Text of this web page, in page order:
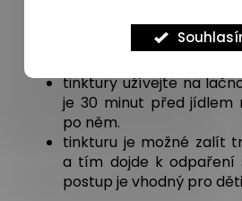
po konzultaci s
tinktury užívejte na
je 30 minut před jídlem
po něm.
tinkturu je možné zalít
a tím dojde k odpaření
postup je vhodný pro